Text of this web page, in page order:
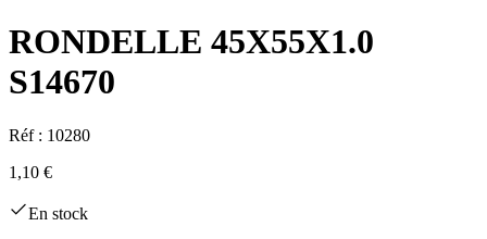
RONDELLE 45X55X1.0
S14670
Réf : 10280
1,10 €
En stock